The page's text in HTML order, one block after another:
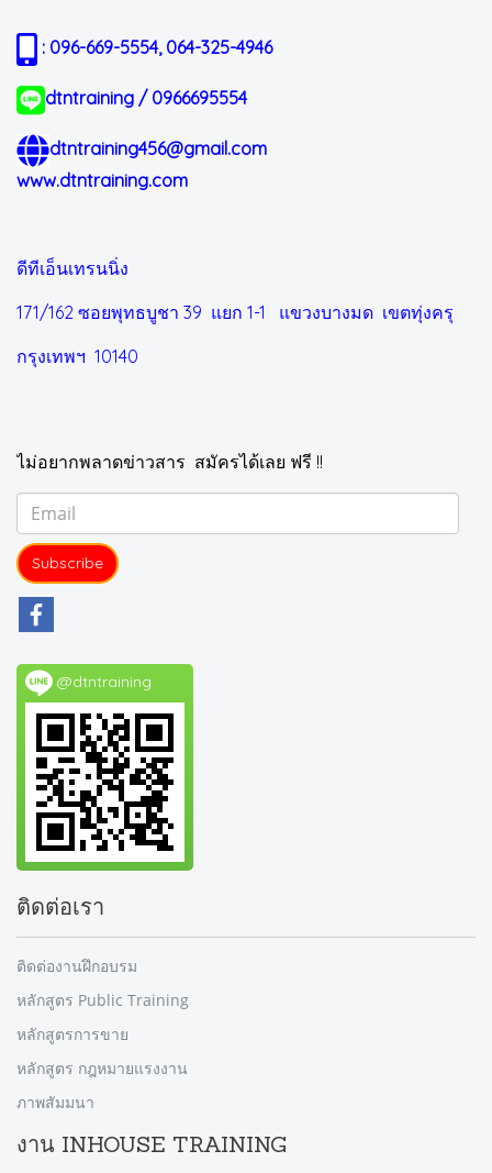
: 096-669-5554, 064-325-4946
dtntraining / 0966695554
dtntraining456@gmail.com
www.dtntraining.com
ดีทีเอ็นเทรนนิ่ง
171/162 ซอยพุทธบูชา 39 แยก 1-1 แขวงบางมด เขตทุ่งครุ
กรุงเทพฯ 10140
ไม่อยากพลาดข่าวสาร สมัครได้เลย ฟรี !!
Subscribe
@dtntraining
ติดต่อเรา
ติดต่องานฝึกอบรม
หลักสูตร Public Training
หลักสูตรการขาย
หลักสูตร กฎหมายแรงงาน
ภาพสัมมนา
งาน INHOUSE TRAINING